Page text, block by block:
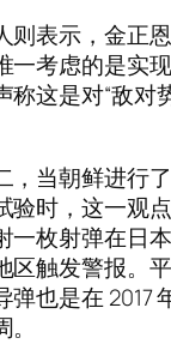
则表示，金正
一考虑的是实
称这是对“敌对
，当朝鲜进行
验时，这一观
一枚射弹在日
区触发警报。
弹也是在 2017